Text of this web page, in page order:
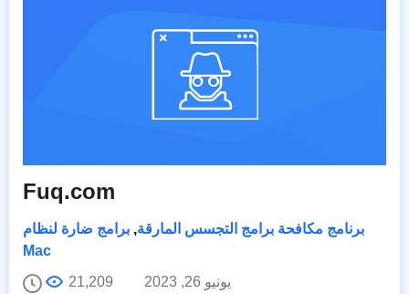
Fuq.com
برنامج مكافحة برامج التجسس المارقة, برامج ضارة لنظام
Mac
يونيو 26, 2023
21,209